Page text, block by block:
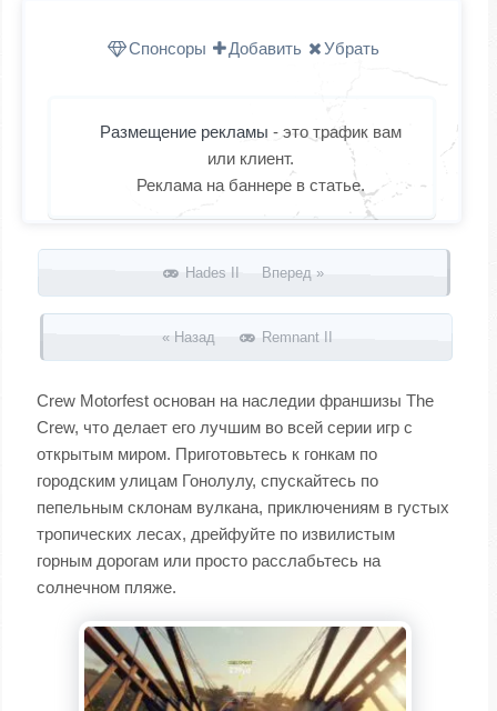
Спонсоры Добавить Убрать
Размещение рекламы - это трафик вам
или клиент.
Реклама на баннере в статье.
Запись навигация
Hades II Вперед »
« Назад Remnant II
Crew Motorfest основан на наследии франшизы The
Crew, что делает его лучшим во всей серии игр с
открытым миром. Приготовьтесь к гонкам по
городским улицам Гонолулу, спускайтесь по
пепельным склонам вулкана, приключениям в густых
тропических лесах, дрейфуйте по извилистым
горным дорогам или просто расслабьтесь на
солнечном пляже.